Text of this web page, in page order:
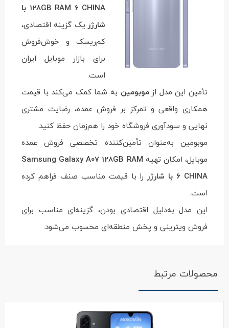
128GB RAM 6 CHINA با
شارژر یک گزینه اقتصادی،
کم‌ریسک و خوش‌فروش
برای بازار موبایل ایران
است.
تأمین این مدل ازموبومین به شما کمک می‌کند با قیمت
همکاری واقعی و تمرکز بر فروش عمده، رضایت مشتری
نهایی و سودآوری فروشگاه خود را هم‌زمان حفظ کنید.
موبومین به‌عنوان تأمین‌کننده تخصصی فروش عمده
موبایل، امکان تهیه Samsung Galaxy A07 128GB RAM
6 CHINA با شارژر
را با قیمت مناسب صنف فراهم کرده
است.
این مدل به‌دلیل اقتصادی بودن، گزینه‌ای مناسب برای
فروش ویترینی و پخش منطقه‌ای محسوب می‌شود.
محصولات مرتبط